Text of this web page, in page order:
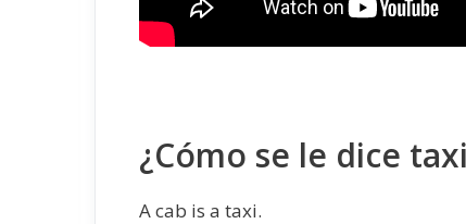
¿Cómo se le dice
A cab is a taxi.